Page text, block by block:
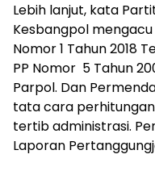
Lebih lanjut, kata
Kesbangpol
Nomor 1 Tahun 2018
PP Nomor 5 Tahun
Parpol. Dan
tata cara
tertib administrasi.
Laporan